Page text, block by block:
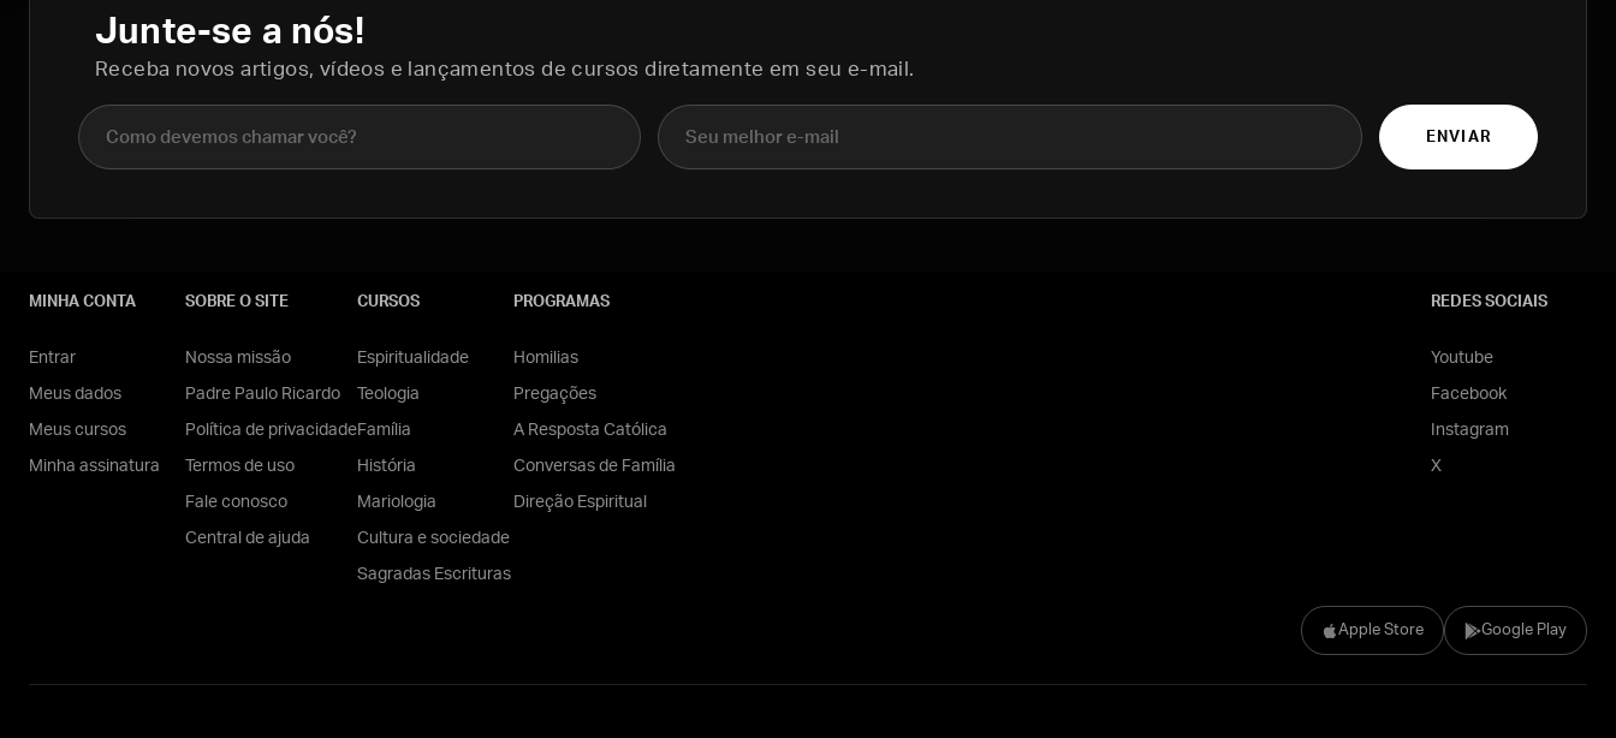
Junte-se a nós!
Receba novos artigos, vídeos e lançamentos de cursos diretamente em seu e-mail.
Nome completo E-mail
ENVIAR
Apple Store Google Play
MINHA CONTA
Entrar
Meus dados
Meus cursos
Minha assinatura
SOBRE O SITE
Nossa missão
Padre Paulo Ricardo
Política de privacidade
Termos de uso
Fale conosco
Central de ajuda
CURSOS
Espiritualidade
Teologia
Família
História
Mariologia
Cultura e sociedade
Sagradas Escrituras
PROGRAMAS
Homilias
Pregações
A Resposta Católica
Conversas de Família
Direção Espiritual
REDES SOCIAIS
Youtube
Facebook
Instagram
X